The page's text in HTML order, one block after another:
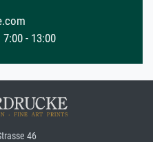
- 13:00
46